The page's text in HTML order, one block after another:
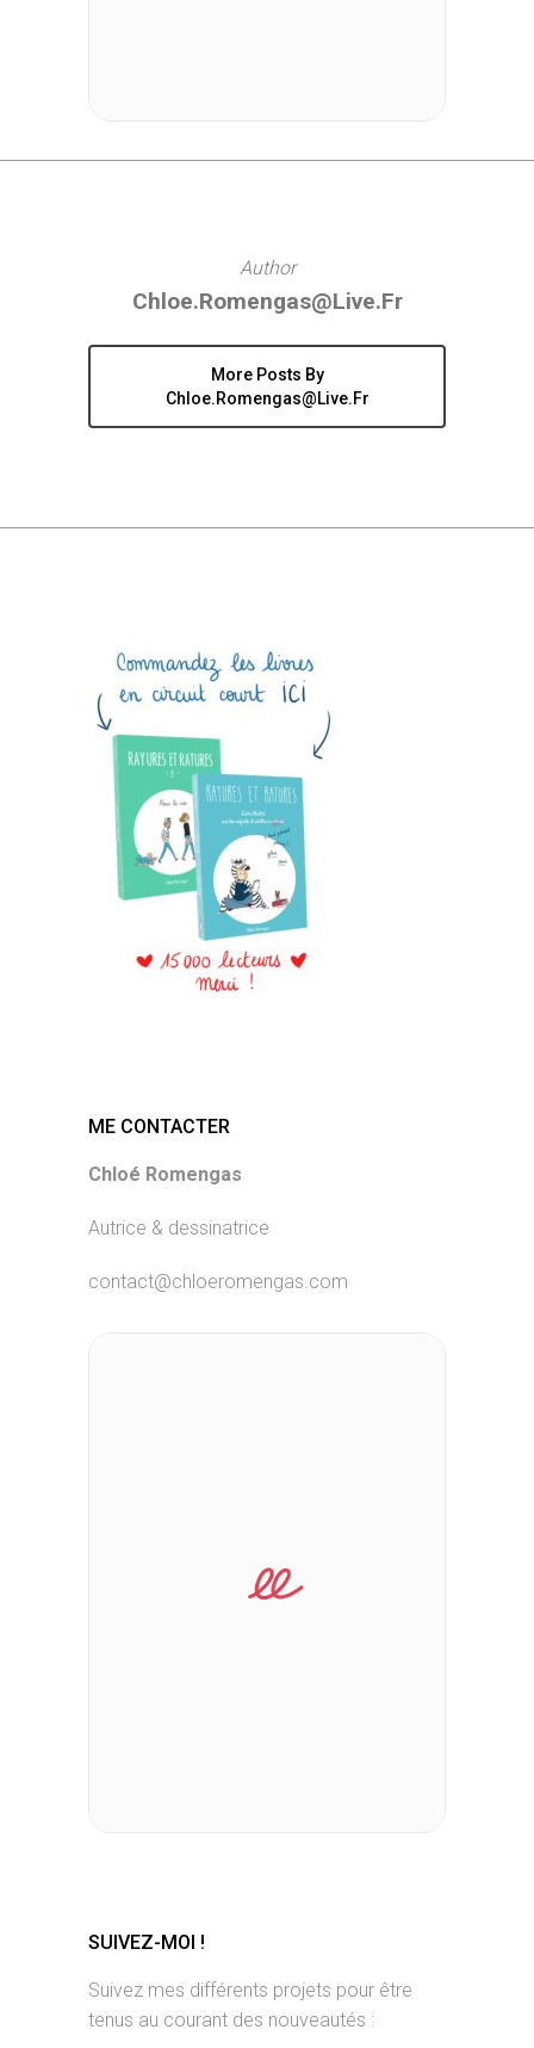
Author
Chloe.romengas@live.fr
More Posts By
Chloe.romengas@live.fr
ME CONTACTER
Chloé Romengas
Autrice & dessinatrice
contact@chloeromengas.com
SUIVEZ-MOI !
Suivez mes différents projets pour être
tenus au courant des nouveautés :